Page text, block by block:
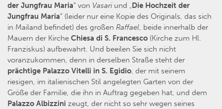
der Jungfrau Maria“ von Vasariund „Die Hochzeit der
Jungfrau Maria“ (leider nur eine Kopie des Originals, das sich
in Mailand befindet) des großen Raffael, beide innerhalb der
Mauern der Kirche Chiesa di S. Francesco (Kirche zum Hl.
Franziskus) aufbewahrt. Und beeilen Sie sich nicht
voranzukommen, denn in derselben Straße steht der
prächtige Palazzo Vitelli in S. Egidio, der mit seinem
riesigen, im italienischen Stil angelegten Garten von der
Größe der Familie, die ihn in Auftrag gegeben hat, und dem
Palazzo Albizzini zeugt, der nicht so sehr wegen seines